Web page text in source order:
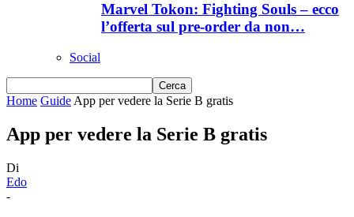
Marvel Tokon: Fighting Souls – ecco
l’offerta sul pre-order da non…
Social
Home Guide App per vedere la Serie B gratis
App per vedere la Serie B gratis
Di
Edo
-